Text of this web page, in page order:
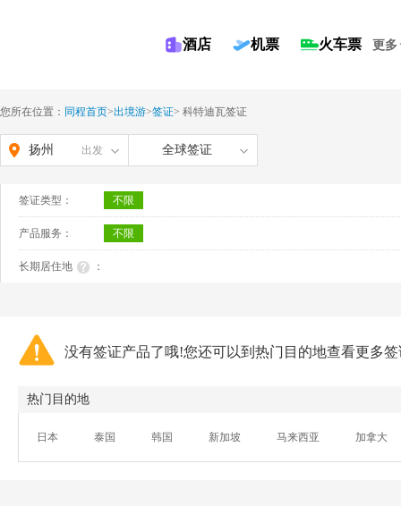
酒店 机票 火车票 更多
您所在位置： 同程首页>出境游>签证> 科特迪瓦签证
扬州 出发 全球签证
签证类型： 不限
产品服务： 不限
长期居住地 ：
没有签证产品了哦!您还可以到热门目的地查看更多
热门目的地
日本 泰国 韩国 新加坡 马来西亚 加拿大